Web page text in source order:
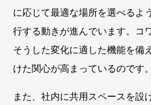
に応じて最適な場所を選べるよ
行する動きが進んでいます。コ
そうした変化に適した機能を備
けた関心が高まっているのです。
また、社内に共用スペースを設